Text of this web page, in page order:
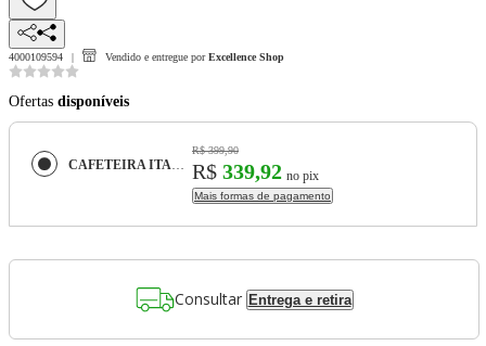
4000109594 Vendido e entregue por Excellence Shop
Ofertas disponíveis
CAFETEIRA ITALIANA BIALETTI NUOVA MOKA EXPRESS 4 XÍCARAS EM ALUMÍNIO 10010004
R$ 399,90
R$ 339,92 no pix
Mais formas de pagamento
Consultar Entrega e retira